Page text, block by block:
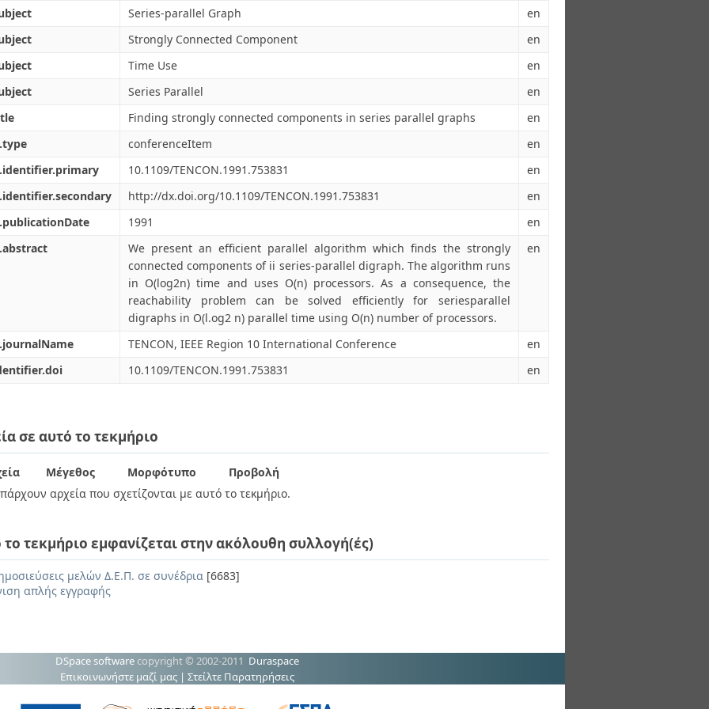
Series-parallel Graph
en
Strongly Connected Component
en
Time Use
en
Series Parallel
en
Finding strongly connected components in series parallel graphs
en
conferenceItem
en
10.1109/TENCON.1991.753831
en
http://dx.doi.org/10.1109/TENCON.1991.753831
en
1991
en
We present an efficient parallel algorithm which finds the strongly
connected components of ii series-parallel digraph. The algorithm runs
in O(log2n) time and uses O(n) processors. As a consequence, the
reachability problem can be solved efficiently for seriesparallel
digraphs in O(l.og2 n) parallel time using O(n) number of processors.
en
TENCON, IEEE Region 10 International Conference
en
10.1109/TENCON.1991.753831 en
σε αυτό το τεκμήριο
Μέγεθος Μορφότυπο
Προβολή
αρχεία που σχετίζονται με αυτό το τεκμήριο.
το τεκμήριο εμφανίζεται στην ακόλουθη συλλογή(ές)
μελών Δ.Ε.Π. σε συνέδρια [6683]
απλής εγγραφής
DSpace software copyright © 2002-2011 Duraspace
Επικοινωνήστε μαζί μας | Στείλτε Παρατηρήσεις